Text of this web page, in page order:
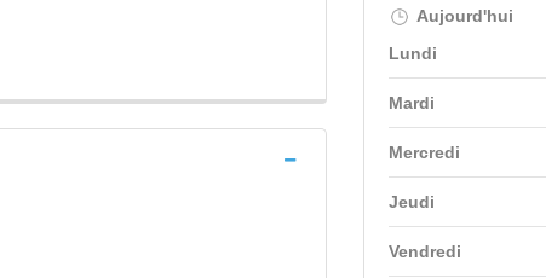
Aujourd'hui
Lundi
Mardi
Mercredi
Jeudi
Vendredi